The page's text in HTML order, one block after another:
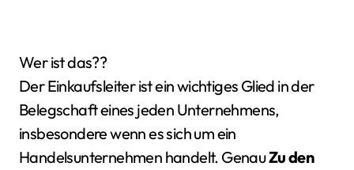
Wer ist das??
Der Einkaufsleiter ist ein wichtiges Glied in der
Belegschaft eines jeden Unternehmens,
insbesondere wenn es sich um ein
Handelsunternehmen handelt. GenauZu den